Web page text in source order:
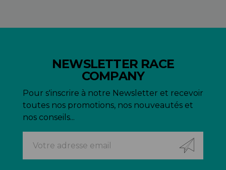
NEWSLETTER RACE
COMPANY
Pour s'inscrire à notre Newsletter et recevoir
toutes nos promotions, nos nouveautés et
nos conseils...